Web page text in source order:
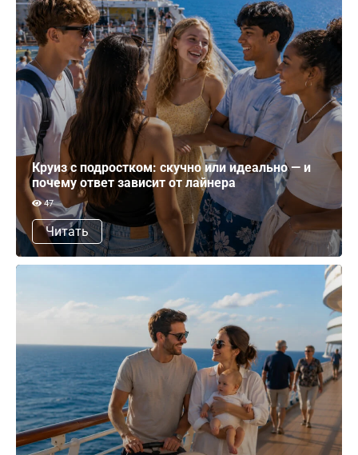
Круиз с подростком: скучно или идеально — и
почему ответ зависит от лайнера
47
Читать